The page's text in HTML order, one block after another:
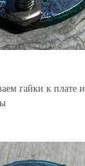
гайки к плате и